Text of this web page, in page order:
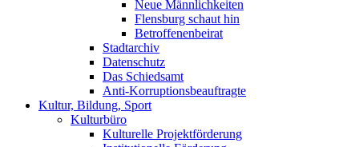
Neue Männlichkeiten
Flensburg schaut hin
Betroffenenbeirat
Stadtarchiv
Datenschutz
Das Schiedsamt
Anti-Korruptionsbeauftragte
Kultur, Bildung, Sport
Kulturbüro
Kulturelle Projektförderung